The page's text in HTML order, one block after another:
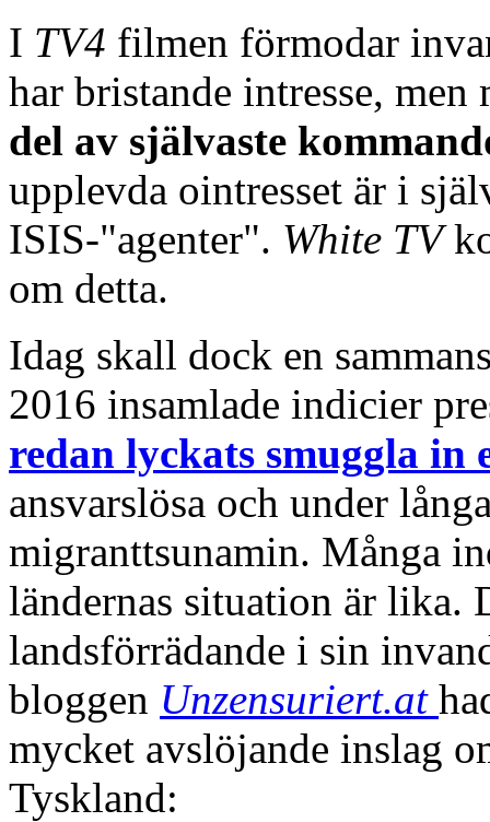
I TV4 filmen förmodar
har bristande intresse,
del av självaste
upplevda ointresset är i
ISIS-"agenter". White TV
om detta.
Idag skall dock en
2016 insamlade indicier
redan lyckats smuggla in
ansvarslösa och under
migranttsunamin. Många
ländernas situation är lika.
landsförrädande i sin
bloggen Unzensuriert.at
mycket avslöjande inslag
Tyskland: